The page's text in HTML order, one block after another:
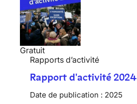
Gratuit
Rapports d’activité
Rapport d'activité 2024
Date de publication : 2025